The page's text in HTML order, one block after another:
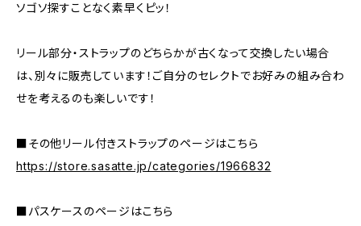
ソゴソ探すことなく素早くピッ！
リール部分・ストラップのどちらかが古くなって交換したい場合
は、別々に販売しています！ご自分のセレクトでお好みの組み合わ
せを考えるのも楽しいです！
■その他リール付きストラップのページはこちら
https://store.sasatte.jp/categories/1966832
■パスケースのページはこちら